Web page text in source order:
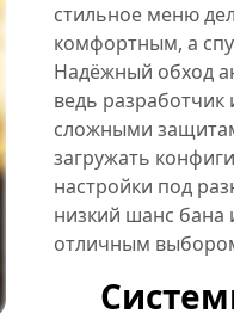
стильное меню
комфортным, а
Надёжный обход
ведь
сложными
загружать
настройки под
низкий шанс бана
отличным